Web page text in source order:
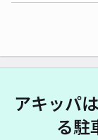
アキッパ
る駐